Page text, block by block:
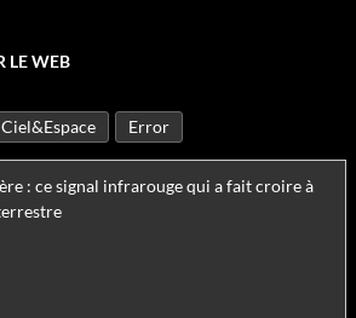
LE WEB
Ciel&Espace Error
: ce signal infrarouge qui a fait croire à